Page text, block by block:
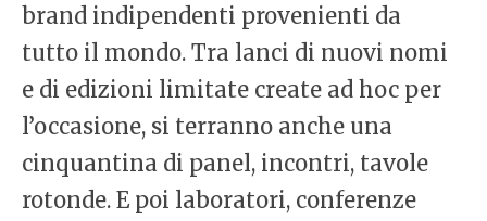
brand indipendenti provenienti da
tutto il mondo. Tra lanci di nuovi nomi
e di edizioni limitate create ad hoc per
l’occasione, si terranno anche una
cinquantina di panel, incontri, tavole
rotonde. E poi laboratori, conferenze